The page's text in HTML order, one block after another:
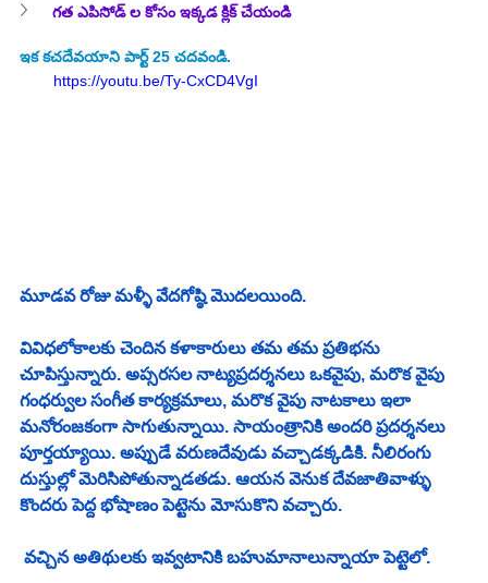
గత ఎపిసోడ్ ల కోసం ఇక్కడ క్లిక్ చేయండి
ఇక కచదేవయాని పార్ట్ 25 చదవండి.
https://youtu.be/Ty-CxCD4VgI
మూడవ రోజు మళ్ళీ వేదగోష్ఠి మొదలయింది.
వివిధలోకాలకు చెందిన కళాకారులు తమ తమ ప్రతిభను
చూపిస్తున్నారు. అప్సరసల నాట్యప్రదర్శనలు ఒకవైపు, మరొక వైపు
గంధర్వుల సంగీత కార్యక్రమాలు, మరొక వైపు నాటకాలు ఇలా
మనోరంజకంగా సాగుతున్నాయి. సాయంత్రానికి అందరి ప్రదర్శనలు
పూర్తయ్యాయి. అప్పుడే వరుణదేవుడు వచ్చాడక్కడికి. నీలిరంగు
దుస్తుల్లో మెరిసిపోతున్నాడతడు. ఆయన వెనుక దేవజాతివాళ్ళు
కొందరు పెద్ద భోషాణం పెట్టెను మోసుకొని వచ్చారు.
వచ్చిన అతిథులకు ఇవ్వటానికి బహుమానాలున్నాయా పెట్టెలో.